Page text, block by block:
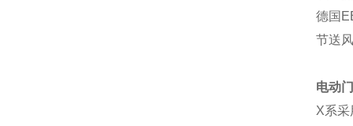
德国
节送
电动
X系